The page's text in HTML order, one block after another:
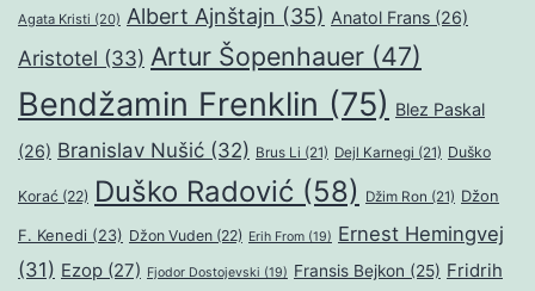
Agata Kristi (20) Albert Ajnštajn (35) Anatol Frans (26)
Aristotel (33) Artur Šopenhauer (47)
Bendžamin Frenklin (75) Blez Paskal
(26) Branislav Nušić (32) Brus Li (21) Dejl Karnegi (21) Duško
Korać (22) Duško Radović (58) Džim Ron (21) Džon
F. Kenedi (23) Džon Vuden (22) Erih From (19) Ernest Hemingvej
(31) Ezop (27) Fjodor Dostojevski (19) Fransis Bejkon (25) Fridrih